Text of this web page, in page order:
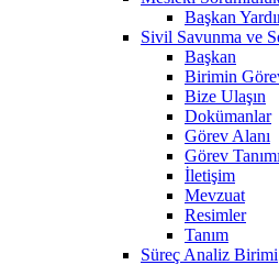
Başkan
Sivil Savunma ve
Başkan
Birimin
Bize Ulaşın
Dokümanlar
Görev Alanı
Görev Tanımı
İletişim
Mevzuat
Resimler
Tanım
Süreç Analiz Birimi